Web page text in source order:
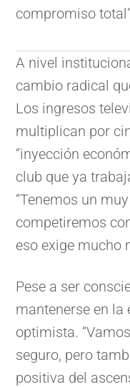
compromiso
A nivel
cambio radical
Los ingresos
multiplican por
“inyección
club que ya
“Tenemos un
competiremos
eso exige mucho
Pese a ser
mantenerse en la
optimista.
seguro, pero
positiva del